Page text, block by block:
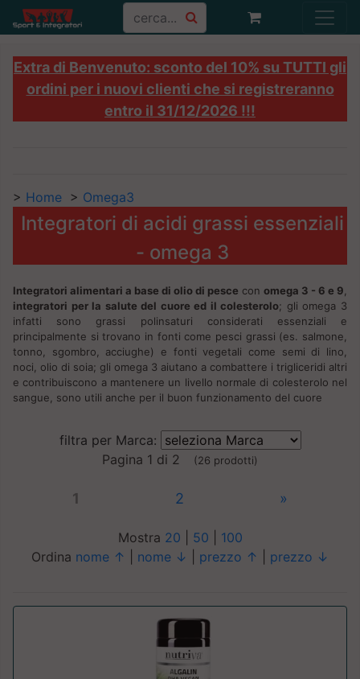
Extra di Benvenuto: sconto del 10% su TUTTI gli
ordini per i nuovi clienti che si registreranno
entro il 31/12/2026 !!!
> Home > Omega3
Integratori di acidi grassi essenziali
- omega 3
Integratori alimentari a base di olio di pesce con omega 3 - 6 e 9
integratori per la salute del cuore ed il colesterolo; gli omega 3
infatti sono grassi polinsaturi considerati essenziali e
principalmente si trovano in fonti come pesci grassi (es. salmone,
tonno, sgombro, acciughe) e fonti vegetali come semi di lino,
noci, olio di soia; gli omega 3 aiutano a combattere i trigliceridi altri
e contribuiscono a mantenere un livello normale di colesterolo nel
sangue, sono utili anche per il buon funzionamento del cuore
filtra per Marca:
Pagina 1 di 2
(26 prodotti)
1 2 »
Mostra 20 50
100
Ordina nome ↑ nome ↓ prezzo ↑ prezzo ↓